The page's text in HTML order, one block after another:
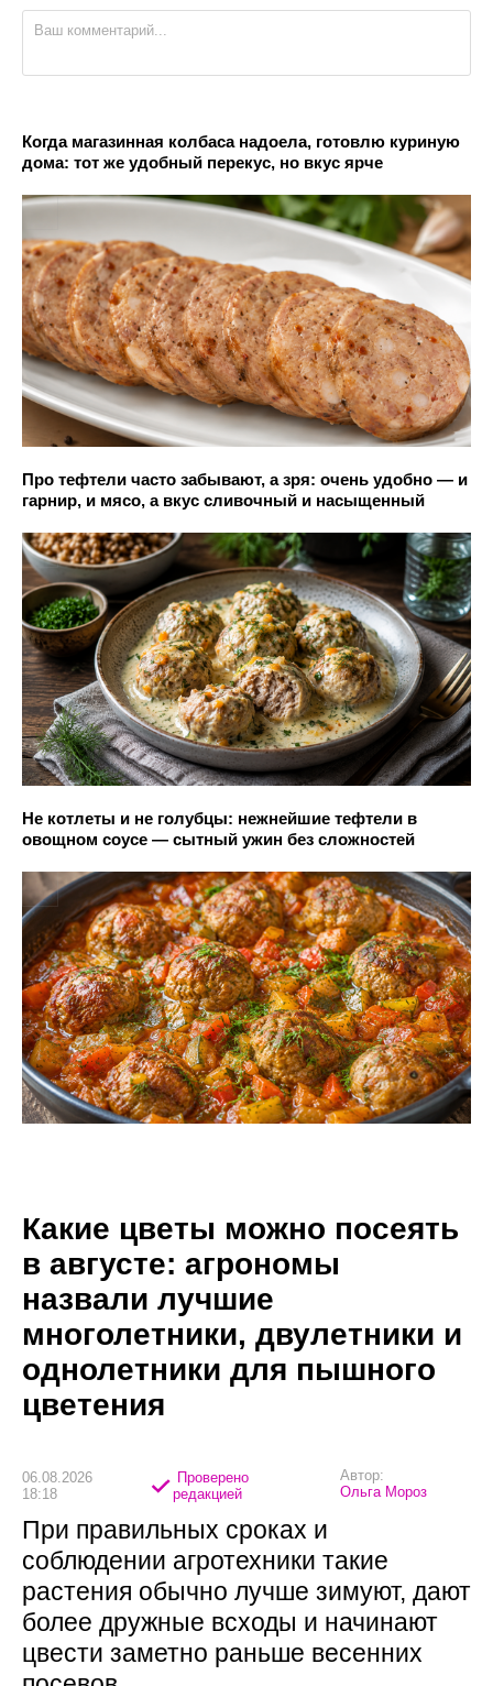
Когда магазинная колбаса надоела, готовлю куриную
дома: тот же удобный перекус, но вкус ярче
Про тефтели часто забывают, а зря: очень удобно — и
гарнир, и мясо, а вкус сливочный и насыщенный
Не котлеты и не голубцы: нежнейшие тефтели в
овощном соусе — сытный ужин без сложностей
Какие цветы можно посеять
в августе: агрономы
назвали лучшие
многолетники, двулетники и
однолетники для пышного
цветения
06.08.2026
18:18
Проверено
редакцией
Автор:
Ольга Мороз
При правильных сроках и
соблюдении агротехники такие
растения обычно лучше зимуют, дают
более дружные всходы и начинают
цвести заметно раньше весенних